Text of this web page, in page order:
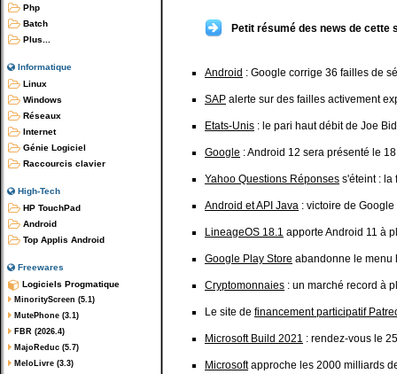
Php
Batch
Plus...
Informatique
Linux
Windows
Réseaux
Internet
Génie Logiciel
Raccourcis clavier
High-Tech
HP TouchPad
Android
Top Applis Android
Freewares
Logiciels Progmatique
MinorityScreen (5.1)
MutePhone (3.1)
FBR (2026.4)
MajoReduc (5.7)
MeloLivre (3.3)
Petit résumé des news de cette
Android : Google corrige 36 failles de
SAP alerte sur des failles activement
Etats-Unis : le pari haut débit de Joe
Google : Android 12 sera présenté le
Yahoo Questions Réponses s'éteint : la
Android et API Java : victoire de
LineageOS 18.1 apporte Android 11 à
Google Play Store abandonne le menu
Cryptomonnaies : un marché record à
Le site de financement participatif
Microsoft Build 2021 : rendez-vous le
Microsoftapproche les 2000 milliards